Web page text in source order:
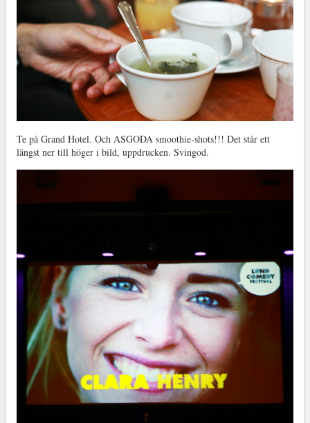
Te på Grand Hotel. Och ASGODA smoothie-shots!!! Det står ett
längst ner till höger i bild, uppdrucken. Svingod.